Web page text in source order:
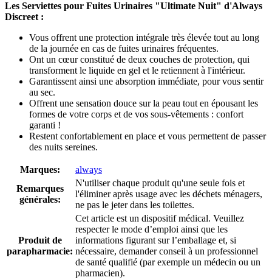
Les Serviettes pour Fuites Urinaires "Ultimate Nuit" d'Always
Discreet :
Vous offrent une protection intégrale très élevée tout au long
de la journée en cas de fuites urinaires fréquentes.
Ont un cœur constitué de deux couches de protection, qui
transforment le liquide en gel et le retiennent à l'intérieur.
Garantissent ainsi une absorption immédiate, pour vous sentir
au sec.
Offrent une sensation douce sur la peau tout en épousant les
formes de votre corps et de vos sous-vêtements : confort
garanti !
Restent confortablement en place et vous permettent de passer
des nuits sereines.
Marques:
always
Remarques
générales:
N'utiliser chaque produit qu'une seule fois et
l'éliminer après usage avec les déchets ménagers,
ne pas le jeter dans les toilettes.
Produit de
parapharmacie:
Cet article est un dispositif médical. Veuillez
respecter le mode d’emploi ainsi que les
informations figurant sur l’emballage et, si
nécessaire, demander conseil à un professionnel
de santé qualifié (par exemple un médecin ou un
pharmacien).